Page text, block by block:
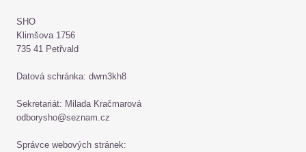
SHO
Klimšova 1756
735 41 Petřvald
Datová schránka: dwm3kh8
Sekretariát: Milada Kračmarová
odborysho@seznam.cz
Správce webových stránek: